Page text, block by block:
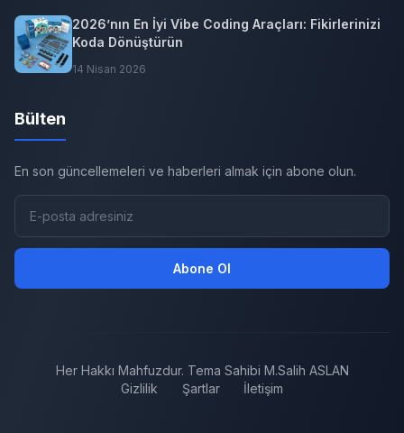
2026’nın En İyi Vibe Coding Araçları: Fikirlerinizi
Koda Dönüştürün
14 Nisan 2026
Bülten
En son güncellemeleri ve haberleri almak için abone olun.
Abone Ol
Her Hakkı Mahfuzdur. Tema Sahibi M.Salih ASLAN
Gizlilik
Şartlar İletişim